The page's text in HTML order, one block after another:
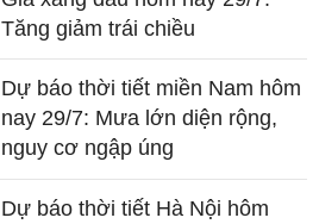
Tăng giảm trái chiều
Dự báo thời tiết miền Nam hôm
nay 29/7: Mưa lớn diện rộng,
nguy cơ ngập úng
Dự báo thời tiết Hà Nội hôm